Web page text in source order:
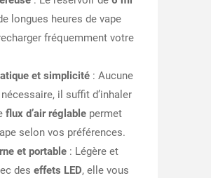
longues heures de vape
fréquemment votre
et simplicité: Aucune
il suffit d’inhaler
flux d’air réglablepermet
selon vos préférences.
et portable: Légère et
des effets LED, elle vous